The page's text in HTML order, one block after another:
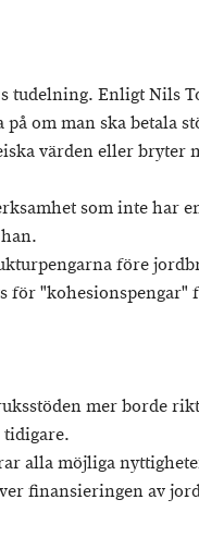
tudelning. Enligt Nils
om man ska betala
värden eller bryter
som inte har
före
för
mer borde
tidigare.
alla möjliga
finansieringen av